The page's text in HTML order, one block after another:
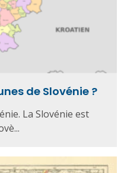
de Slovénie ?
La Slovénie est